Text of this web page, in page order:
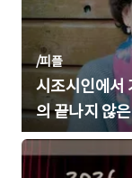
/피플
시조시인에서
의 끝나지 않은